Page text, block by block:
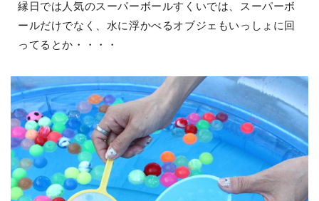
縁日では人気のスーパーボールすくいでは、スーパーボ
ールだけでなく、水に浮かべるオブジェもいっしょに回
ってるとか・・・・